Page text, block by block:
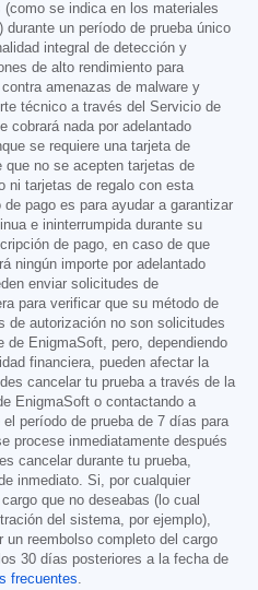
se indica en los materiales
durante un período de prueba único
integral de detección y
de alto rendimiento para
amenazas de malware y
técnico a través del Servicio de
cobrará nada por adelantado
se requiere una tarjeta de
no se acepten tarjetas de
ni tarjetas de regalo con esta
pago es para ayudar a garantizar
e ininterrumpida durante su
de pago, en caso de que
ningún importe por adelantado
enviar solicitudes de
para verificar que su método de
de autorización no son solicitudes
de EnigmaSoft, pero, dependiendo
financiera, pueden afectar la
cancelar tu prueba a través de la
EnigmaSoft o contactando a
período de prueba de 7 días para
procese inmediatamente después
cancelar durante tu prueba,
inmediato. Si, por cualquier
que no deseabas (lo cual
del sistema, por ejemplo),
reembolso completo del cargo
30 días posteriores a la fecha de
frecuentes.